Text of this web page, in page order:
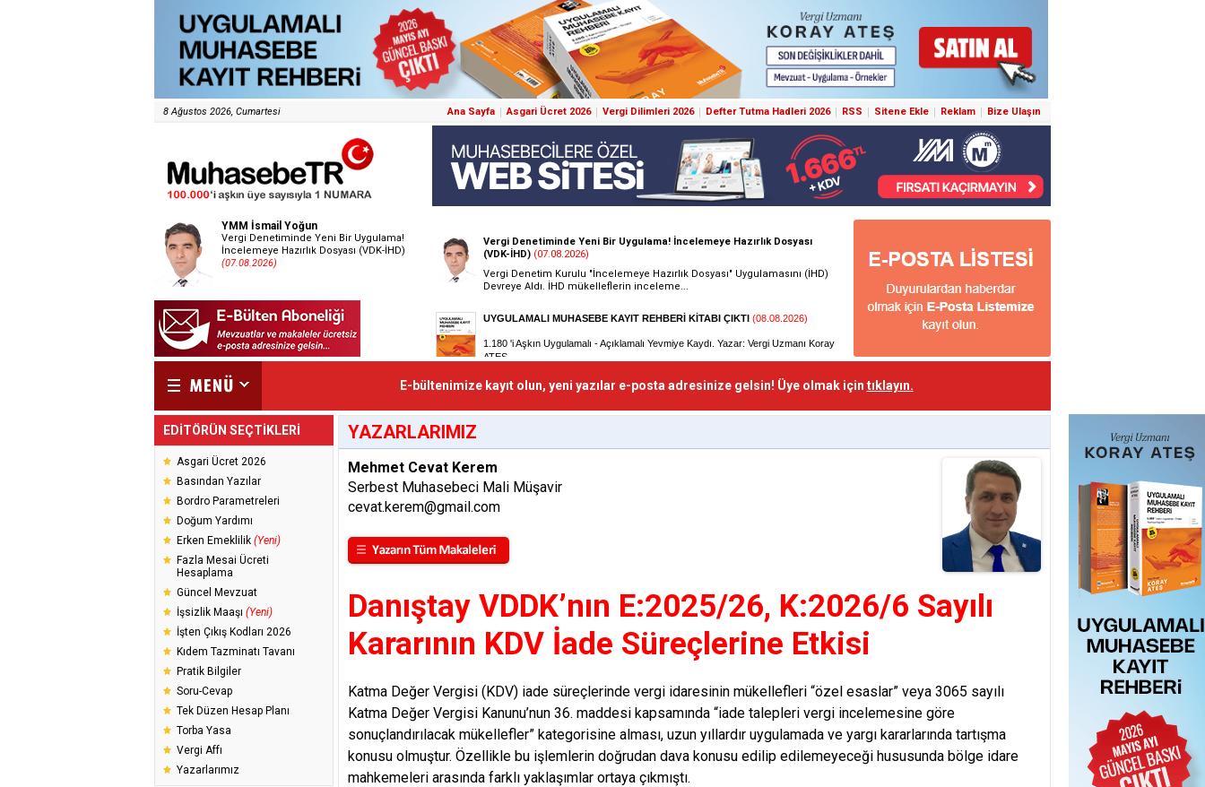
8 Ağustos 2026, Cumartesi Ana Sayfa Asgari Ücret 2026 Vergi Dilimleri 2026 Defter Tutma Hadleri 2026 RSS Sitene Ekle Reklam Bize Ulaşın
YMM İsmail Yoğun
Vergi Denetiminde Yeni Bir Uygulama!
İncelemeye Hazırlık Dosyası (VDK-İHD)
(07.08.2026)
E-bültenimize kayıt olun, yeni yazılar e-posta adresinize gelsin! Üye olmak için tıklayın.
EDİTÖRÜN SEÇTİKLERİ
Asgari Ücret 2026
Basından Yazılar
Bordro Parametreleri
Doğum Yardımı
Erken Emeklilik (Yeni)
Fazla Mesai Ücreti
Hesaplama
Güncel Mevzuat
İşsizlik Maaşı (Yeni)
İşten Çıkış Kodları 2026
Kıdem Tazminatı Tavanı
Pratik Bilgiler
Soru-Cevap
Tek Düzen Hesap Planı
Torba Yasa
Vergi Affı
Yazarlarımız
YAZARLARIMIZ
Mehmet Cevat Kerem
Serbest Muhasebeci Mali Müşavir
cevat.kerem@gmail.com
Danıştay VDDK’nın E:2025/26, K:2026/6 Sayılı
Kararının KDV İade Süreçlerine Etkisi
Katma Değer Vergisi (KDV) iade süreçlerinde vergi idaresinin mükellefleri “özel esaslar” veya 3065 sayılı
Katma Değer Vergisi Kanunu’nun 36. maddesi kapsamında “iade talepleri vergi incelemesine göre
sonuçlandırılacak mükellefler” kategorisine alması, uzun yıllardır uygulamada ve yargı kararlarında tartışma
konusu olmuştur. Özellikle bu işlemlerin doğrudan dava konusu edilip edilemeyeceği hususunda bölge idare
mahkemeleri arasında farklı yaklaşımlar ortaya çıkmıştı.